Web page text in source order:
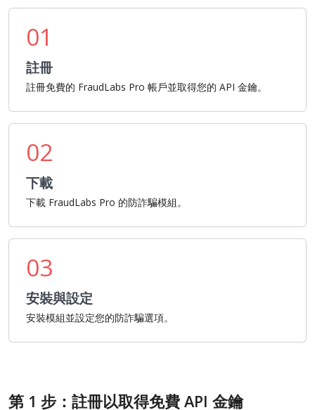
01
註冊
註冊免費的 FraudLabs Pro 帳戶並取得您的 API 金鑰。
02
下載
下載 FraudLabs Pro 的防詐騙模組。
03
安裝與設定
安裝模組並設定您的防詐騙選項。
第 1 步：註冊以取得免費 API 金鑰